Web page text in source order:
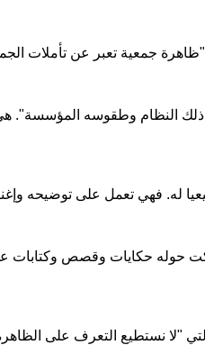
جمعية تعبر عن تأملات
النظام وطقوسه المؤسسة". هي
له. فهي تعمل على توضيحه
حوله حكايات وقصص وكتابات
"لا نستطيع التعرف على